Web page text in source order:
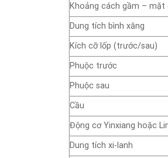
Khoảng cách gầm – mặt
Dung tích bình xăng
Kích cỡ lốp (trước/sau)
Phuộc trước
Phuộc sau
Cầu
Động cơ Yinxiang hoặc
Dung tích xi-lanh